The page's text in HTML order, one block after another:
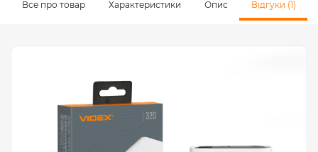
Все про товар Характеристики Опис Відгуки (1)